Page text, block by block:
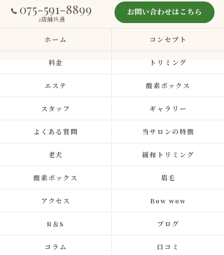
075-591-8899
2店舗共通
お問い合わせはこちら
ホーム コンセプト
料金 トリミング
エステ 酸素ボックス
スタッフ ギャラリー
よくある質問 当サロンの特徴
老犬 緩和トリミング
酸素ボックス 眉毛
アクセス Bow wow
R＆S ブログ
コラム 口コミ